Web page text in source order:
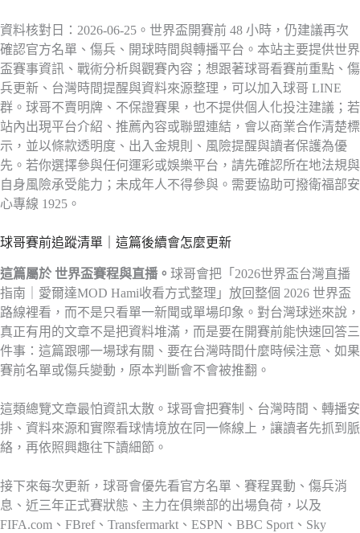
資料核對日：2026-06-25。世界盃開賽前 48 小時，仍建議再次
確認官方名單、傷兵、開球時間與轉播平台。本站主要提供世界
盃賽事資訊、戰術分析與觀賽內容；想跟著球哥看賽前重點、傷
兵更新、台灣時間提醒與資料來源整理，可以加入球哥 LINE
群。球哥不賣明牌、不保證賽果，也不提供個人化投注建議；若
站內出現平台介紹、推薦內容或聯盟連結，會以商業合作清楚標
示，並以條款透明度、出入金規則、風險提醒與讀者保護為優
先。若你選擇參與任何運彩或娛樂平台，請先確認所在地法規與
自身風險承受能力；未成年人不得參與。需要協助可撥衛福部安
心專線 1925。
球哥賽前追蹤清單｜這篇後續會怎麼更新
這篇屬於 世界盃賽程與直播。 球哥會把「2026世界盃台灣直播
指南｜愛爾達MOD Hami收看方式整理」放回整個 2026 世界盃
路線裡看，而不是只看單一新聞或單場印象。對台灣球迷來說，
真正有用的文章不是把資料堆滿，而是要在開賽前能快速回答三
件事：這篇跟哪一場球有關、要在台灣時間什麼時候注意、如果
賽前名單或傷兵變動，原本判斷會不會被推翻。
這類總覽文章最怕資訊太散。球哥會把賽制、台灣時間、轉播安
排、資料來源和實際看球情境放在同一條線上，讓讀者先抓到脈
絡，再依照興趣往下讀細節。
接下來每次更新，球哥會優先看官方名單、賽程異動、傷兵消
息、近三年正式賽狀態、主力在俱樂部的出場負荷，以及
FIFA.com、FBref、Transfermarkt、ESPN、BBC Sport、Sky